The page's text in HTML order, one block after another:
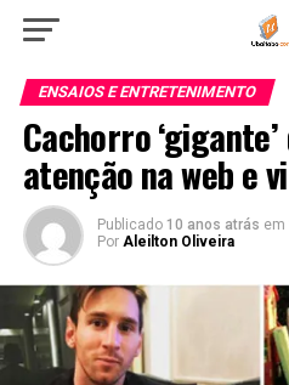
ENSAIOS E ENTRETENIMENTO
Cachorro
atenção na web e
Publicado 10 anos atrás em
Por Aleilton Oliveira